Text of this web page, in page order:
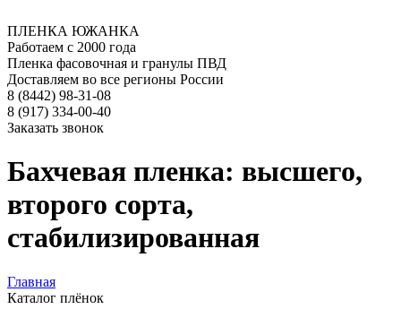
ПЛЕНКА ЮЖАНКА
Работаем с 2000 года
Пленка фасовочная и гранулы ПВД
Доставляем во все регионы России
8 (8442) 98-31-08
8 (917) 334-00-40
Заказать звонок
Бахчевая пленка: высшего,
второго сорта,
стабилизированная
Главная
Каталог плёнок